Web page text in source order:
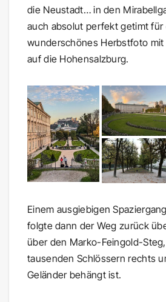
die Neustadt… in den
auch absolut perfekt getimt für
wunderschönes Herbstfoto
auf die Hohensalzburg.
Einem ausgiebigen
folgte dann der Weg zurück
über den Marko-Feingold-
tausenden Schlössern rechts
Geländer behängt ist.